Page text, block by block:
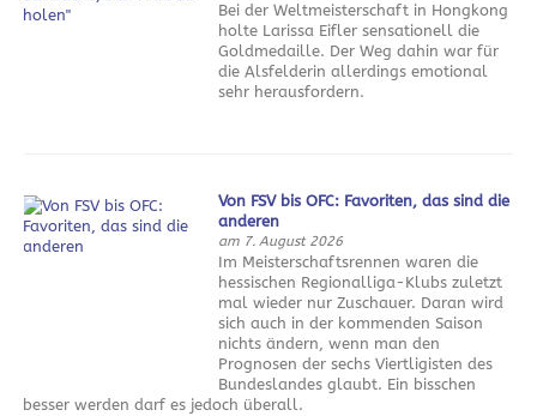
Bei der Weltmeisterschaft in Hongkong
holte Larissa Eifler sensationell die
Goldmedaille. Der Weg dahin war für
die Alsfelderin allerdings emotional
sehr herausfordern.
Von FSV bis OFC: Favoriten, das sind die
anderen
am 7. August 2026
Im Meisterschaftsrennen waren die
hessischen Regionalliga-Klubs zuletzt
mal wieder nur Zuschauer. Daran wird
sich auch in der kommenden Saison
nichts ändern, wenn man den
Prognosen der sechs Viertligisten des
Bundeslandes glaubt. Ein bisschen
besser werden darf es jedoch überall.